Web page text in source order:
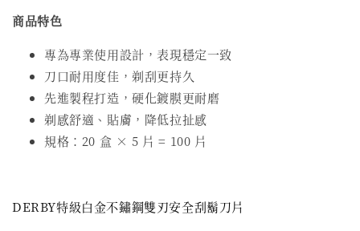
商品特色
專為專業使用設計，表現穩定一致
刀口耐用度佳，剃刮更持久
先進製程打造，硬化鍍膜更耐磨
剃感舒適、貼膚，降低拉扯感
規格：20 盒 × 5 片 = 100 片
DERBY特級白金不鏽鋼雙刃安全刮鬍刀片